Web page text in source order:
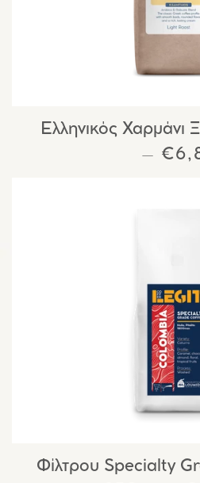
Ελληνικός
—
Φίλτρου Specialty